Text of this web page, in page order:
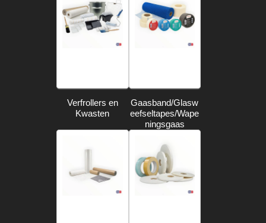
Verfrollers en
Kwasten
Gaasband/Glasw
eefseltapes/Wape
ningsgaas